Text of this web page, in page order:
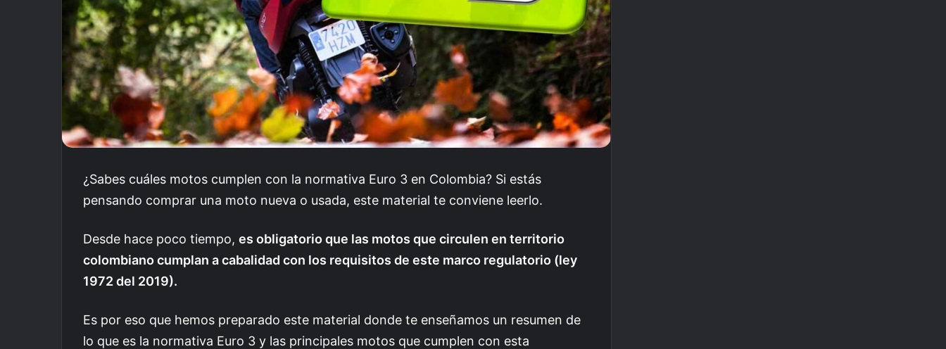
¿Sabes cuáles motos cumplen con la normativa Euro 3 en Colombia? Si estás
pensando comprar una moto nueva o usada, este material te conviene leerlo.
Desde hace poco tiempo, es obligatorio que las motos que circulen en territorio
colombiano cumplan a cabalidad con los requisitos de este marco regulatorio (ley
1972 del 2019).
Es por eso que hemos preparado este material donde te enseñamos un resumen de
lo que es la normativa Euro 3 y las principales motos que cumplen con esta